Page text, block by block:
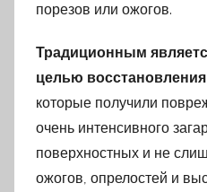
порезов или ожогов.
Традиционным
целью
которые получили
очень интенсивного
поверхностных и не
ожогов, опрелостей и